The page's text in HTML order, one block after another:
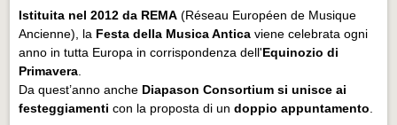
Istituita nel 2012 da REMA (Réseau Européen de Musique
Ancienne), la Festa della Musica Antica viene celebrata ogni
anno in tutta Europa in corrispondenza dell'Equinozio di
Primavera.
Da quest’anno anche Diapason Consortium si unisce ai
festeggiamenti con la proposta di undoppio appuntamento.